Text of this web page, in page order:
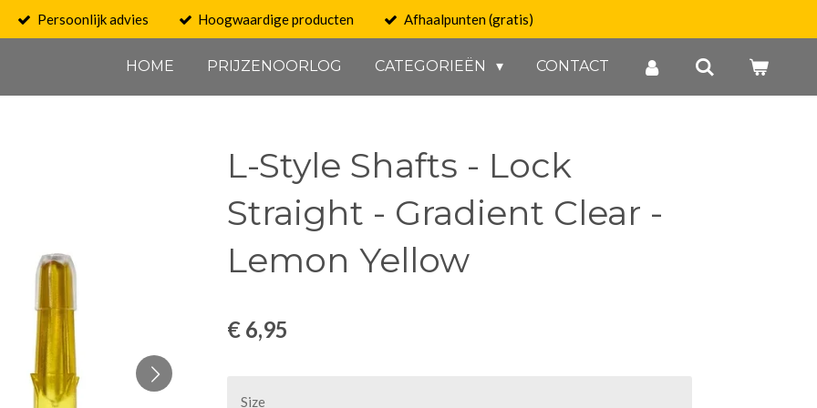
Persoonlijk advies Hoogwaardige producten Afhaalpunten (gratis)
HOME PRIJZENOORLOG CATEGORIEËN CONTACT
L-Style Shafts - Lock
Straight - Gradient Clear -
Lemon Yellow
€ 6,95
Size